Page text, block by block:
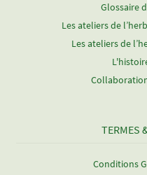
Glossaire
Les ateliers de
Les ateliers de
TERMES
Conditions